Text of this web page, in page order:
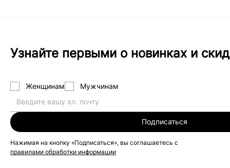
Узнайте первыми о новинках и
Женщинам Мужчинам
Подписаться
Нажимая на кнопку «Подписаться», вы соглашаетесь с
правилами обработки информации